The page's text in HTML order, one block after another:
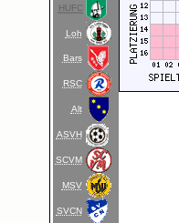
HUFC
Loh
Bars
RSC
Alt
ASVH
SCVM
MSV
SVCN